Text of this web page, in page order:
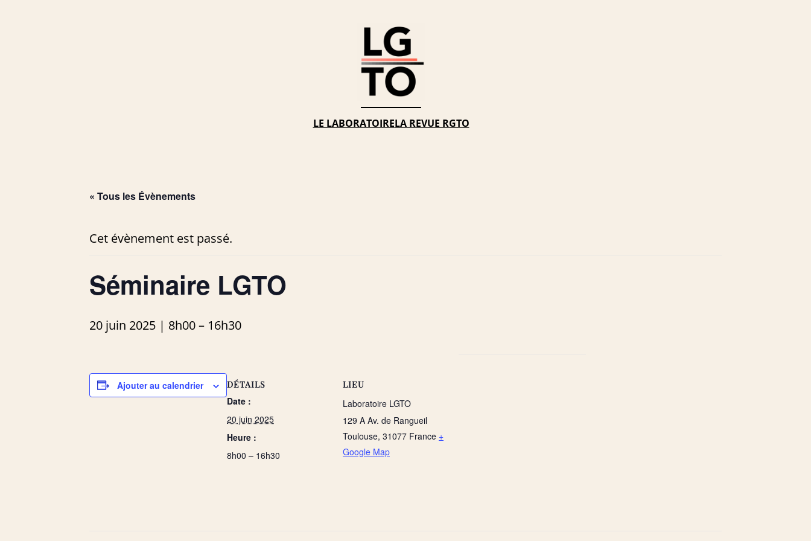
LE LABORATOIRELA REVUE RGTO
« Tous les Évènements
Cet évènement est passé.
Séminaire LGTO
20 juin 2025 | 8h00– 16h30
Ajouter au calendrier DÉTAILS
Date :
20 juin 2025
Heure :
8h00 – 16h30
LIEU
Laboratoire LGTO
129 A Av. de Rangueil
Toulouse, 31077 France +
Google Map